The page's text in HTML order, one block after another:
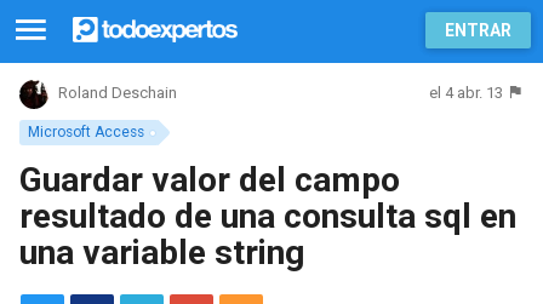
ENTRAR
Microsoft Access
Roland Deschain el 4 abr. 13
Guardar valor del campo
resultado de una consulta sql en
una variable string